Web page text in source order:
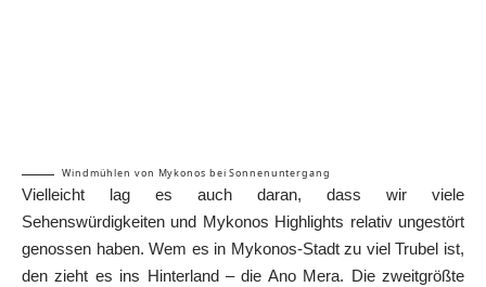
Windmühlen von Mykonos bei Sonnenuntergang
Vielleicht lag es auch daran, dass wir viele
Sehenswürdigkeiten und Mykonos Highlights relativ ungestört
genossen haben. Wem es in Mykonos-Stadt zu viel Trubel ist,
den zieht es ins Hinterland – die Ano Mera. Die zweitgrößte